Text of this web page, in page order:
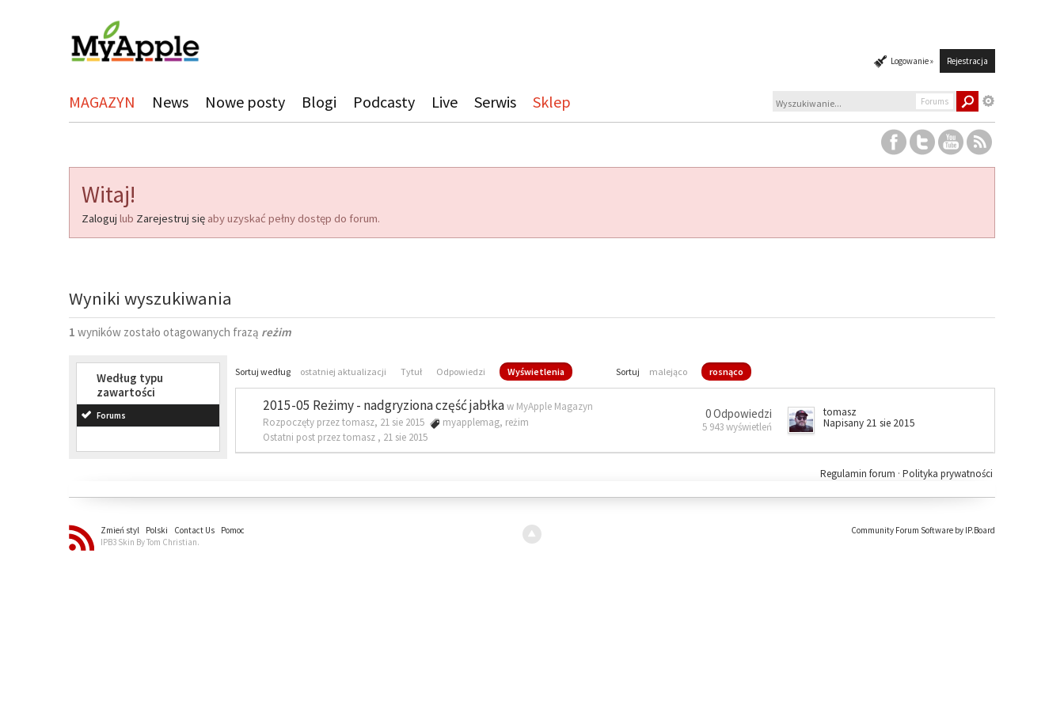
Logowanie » Rejestracja
MAGAZYN News Nowe posty Blogi Podcasty Live Serwis Sklep Forums
Witaj!
Zaloguj lub Zarejestruj się aby uzyskać pełny dostęp do forum.
Wyniki wyszukiwania
1 wyników zostało otagowanych frazą reżim
Według typu
zawartości
Forums
Sortuj według ostatniej aktualizacji Tytuł Odpowiedzi Wyświetlenia Sortuj malejąco rosnąco
2015-05 Reżimy - nadgryziona część jabłkaw MyApple Magazyn
Rozpoczęty przez tomasz, 21 sie 2015
myapplemag, reżim
Ostatni post przez tomasz , 21 sie 2015
0 Odpowiedzi
5 943 wyświetleń
tomasz
Napisany 21 sie 2015
Polityka prywatności
Regulamin forum ·
Zmień styl Polski Contact Us
Pomoc
IPB3 Skin By Tom Christian.
Community Forum Software by IP.Board